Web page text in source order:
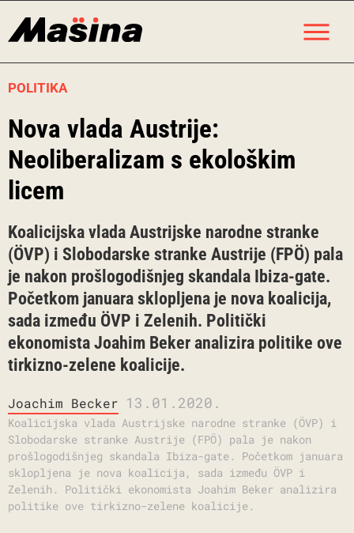
POLITIKA
Nova vlada Austrije:
Neoliberalizam s ekološkim
licem
Koalicijska vlada Austrijske narodne stranke
(ÖVP) i Slobodarske stranke Austrije (FPÖ) pala
je nakon prošlogodišnjeg skandala Ibiza-gate.
Početkom januara sklopljena je nova koalicija,
sada između ÖVP i Zelenih. Politički
ekonomista Joahim Beker analizira politike ove
tirkizno-zelene koalicije.
Joachim Becker 13.01.2020.
Koalicijska vlada Austrijske narodne stranke (ÖVP) i
Slobodarske stranke Austrije (FPÖ) pala je nakon
prošlogodišnjeg skandala Ibiza-gate. Početkom januara
sklopljena je nova koalicija, sada između ÖVP i
Zelenih. Politički ekonomista Joahim Beker analizira
politike ove tirkizno-zelene koalicije.